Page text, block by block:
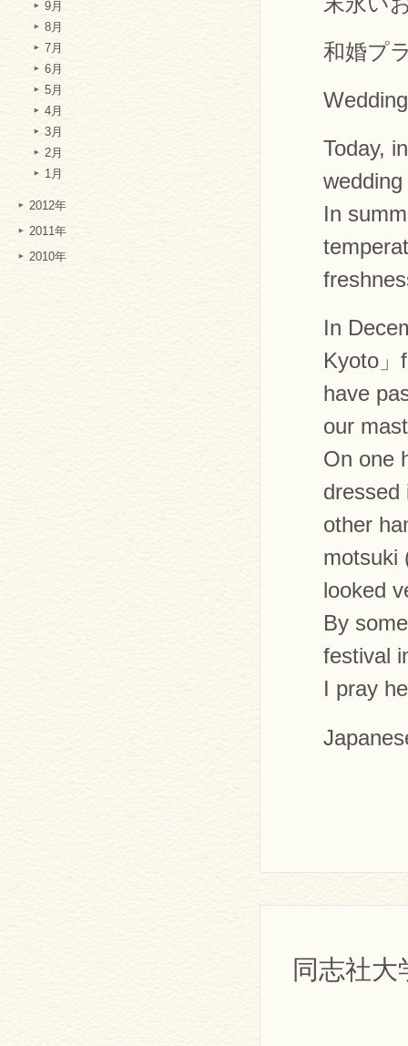
9月
8月
7月
6月
5月
4月
3月
2月
1月
2012年
2011年
2010年
和婚プ
Today,
In
In
Kyoto」
have
our
On one
dressed
other
motsuki
looked
By
festival
I pray
同志社